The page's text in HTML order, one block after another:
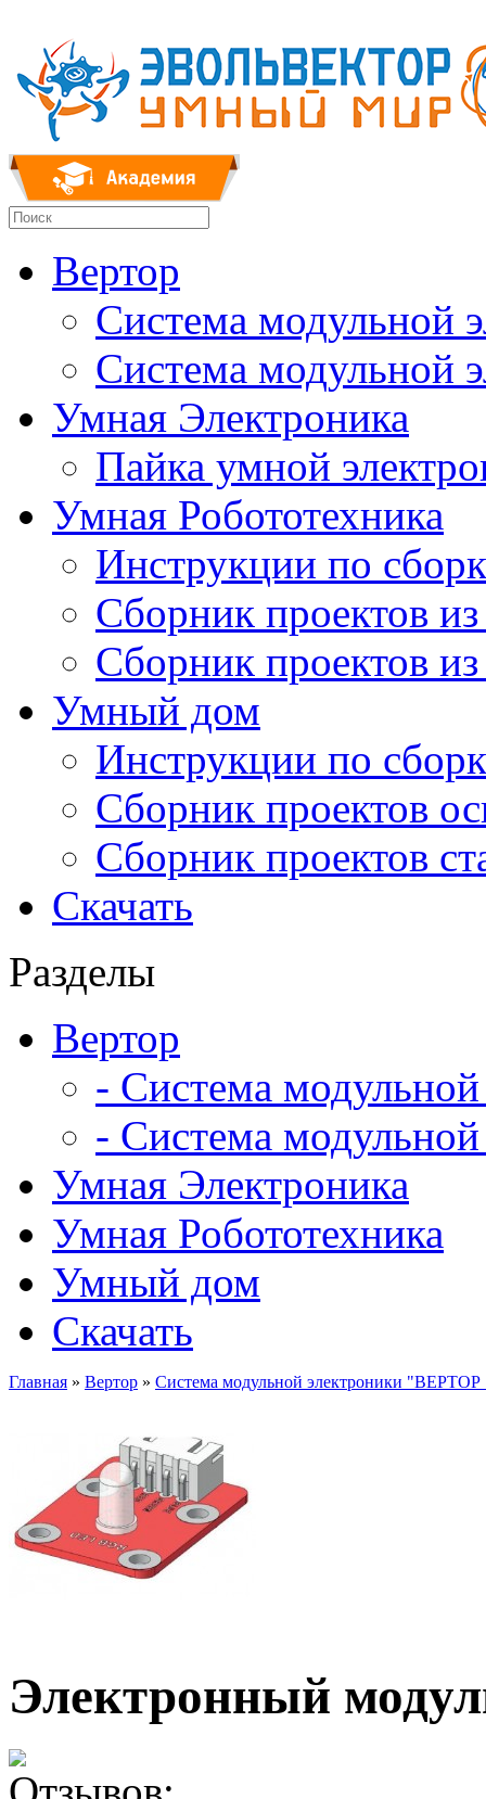
Вертор
Система модульной
Система модульной
Умная Электроника
Пайка умной
Умная Робототехника
Инструкции по
Сборник проектов
Сборник проектов
Умный дом
Инструкции по
Сборник проектов
Сборник проектов
Скачать
Разделы
Вертор
- Система
- Система
Умная Электроника
Умная Робототехника
Умный дом
Скачать
Главная » Вертор » Система модульной электроники "ВЕРТОР
Электронный